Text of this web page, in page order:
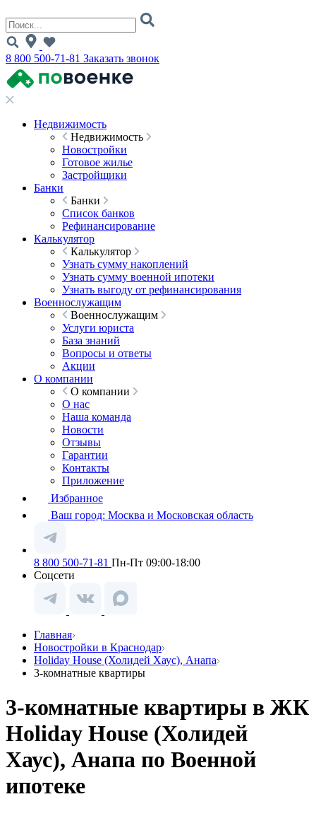
8 800 500-71-81 Заказать звонок
Недвижимость
Недвижимость
Новостройки
Готовое жилье
Застройщики
Банки
Банки
Список банков
Рефинансирование
Калькулятор
Калькулятор
Узнать сумму накоплений
Узнать сумму военной ипотеки
Узнать выгоду от рефинансирования
Военнослужащим
Военнослужащим
Услуги юриста
База знаний
Вопросы и ответы
Акции
О компании
О компании
О нас
Наша команда
Новости
Отзывы
Гарантии
Контакты
Приложение
Избранное
Ваш город: Москва и Московская область
8 800 500-71-81 Пн-Пт 09:00-18:00
Соцсети
Главная
Новостройки в Краснодар
Holiday House (Холидей Хаус), Анапа
3-комнатные квартиры
3-комнатные квартиры в ЖК
Holiday House (Холидей
Хаус), Анапа по Военной
ипотеке